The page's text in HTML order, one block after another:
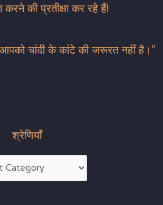
की प्रतीक्षा कर रहे हैं!
चांदी के कांटे की जरूरत नहीं है।”
श्रेणियाँ